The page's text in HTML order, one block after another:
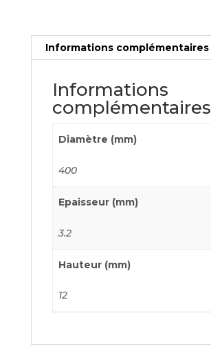
Informations complémentaires
Informations
complémentaires
Diamètre (mm)
400
Epaisseur (mm)
3.2
Hauteur (mm)
12